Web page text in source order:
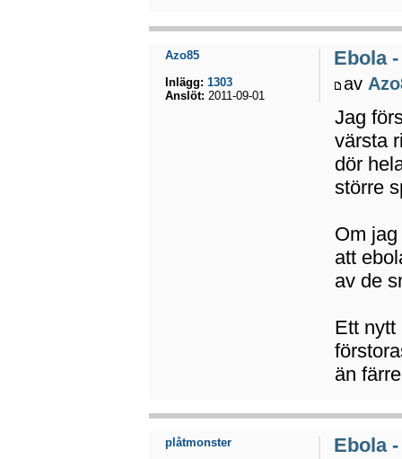
Ebola
av
Jag
värsta
dör
större
Om
att
av de
Ett nytt
än
Azo85
Inlägg: 1303
Anslöt: 2011-09-01
Ebola
plåtmonster